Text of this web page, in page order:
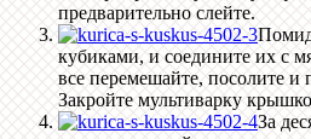
предварительно слейте.
кубиками, и соедините их с
все перемешайте, посолите и
Закройте мультиварку
За